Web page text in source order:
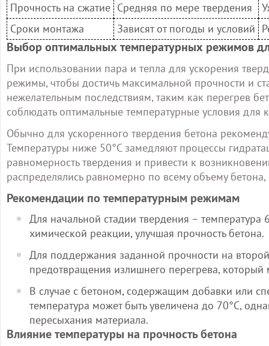
Прочность на сжатие Средняя по мере твердения
Сроки монтажа
Зависят от погоды и условий
Выбор оптимальных температурных режимов
При использовании пара и тепла для ускорения
режимы, чтобы достичь максимальной прочности и
нежелательным последствиям, таким как перегрев
соблюдать оптимальные температурные условия для
Обычно для ускоренного твердения бетона
Температуры ниже 50°C замедляют процессы
равномерность твердения и привести к
распределялись равномерно по всему объему
Рекомендации по температурным режимам
Для начальной стадии твердения – температура
химической реакции, улучшая прочность бетона.
Для поддержания заданной прочности на
предотвращения излишнего перегрева, который
В случае с бетоном, содержащим добавки или
температура может быть увеличена до 70°C,
пересыхания материала.
Влияние температуры на прочность бетона